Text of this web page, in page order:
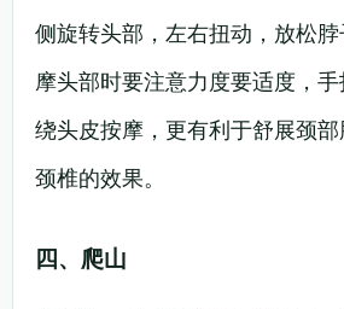
侧旋转头部，左右扭动，放松
摩头部时要注意力度要适度，
绕头皮按摩，更有利于舒展颈
颈椎的效果。
四、爬山